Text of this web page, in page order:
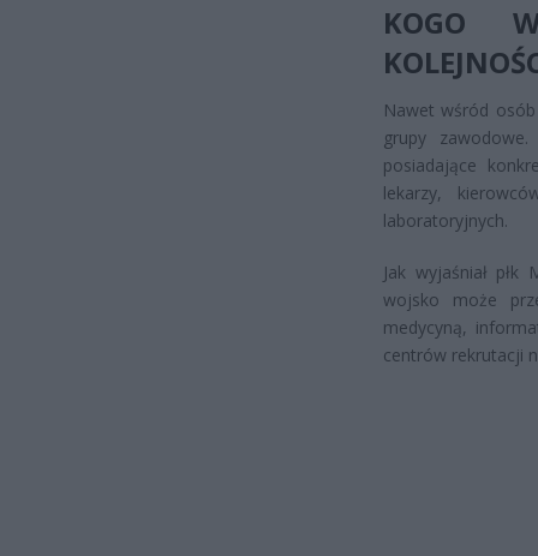
KOGO
Nawet wśród
grupy
posiadające
lekarzy,
laboratoryjnych.
Jak wyjaśniał
wojsko może
medycyną,
centrów rekrutacji